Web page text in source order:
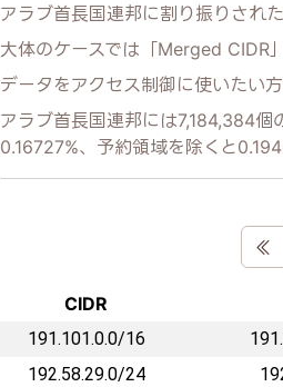
アラブ首長国連邦に割り振りされた
大体のケースでは「Merged CIDR
データをアクセス制御に使いたい
アラブ首長国連邦には7,184,384個
0.16727%、予約領域を除くと
CIDR
191.101.0.0/16
192.58.29.0/24